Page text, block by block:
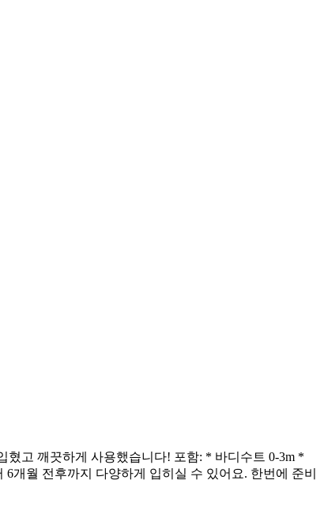
고 깨끗하게 사용했습니다! 포함: * 바디수트 0-3m *
개월 전후까지 다양하게 입히실 수 있어요. 한번에 준비